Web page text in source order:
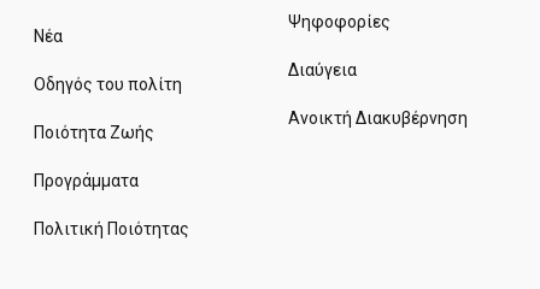
Νέα
Οδηγός του πολίτη
Ποιότητα Ζωής
Προγράμματα
Πολιτική Ποιότητας
Ψηφοφορίες
Διαύγεια
Ανοικτή Διακυβέρνηση